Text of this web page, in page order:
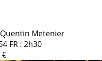
Metenier
FR : 2h30
€